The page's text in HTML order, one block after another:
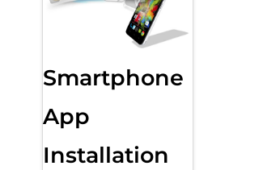
Smartphone
App
Installation